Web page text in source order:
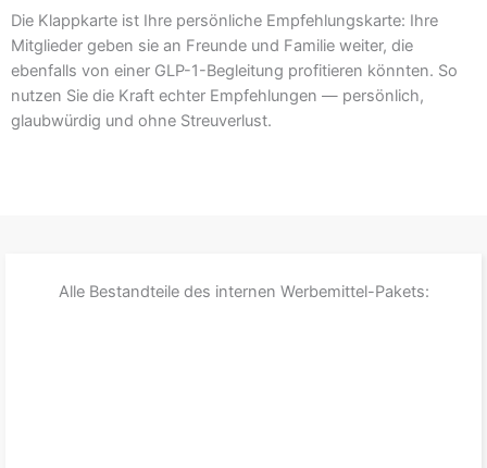
Die Klappkarte ist Ihre persönliche Empfehlungskarte: Ihre
Mitglieder geben sie an Freunde und Familie weiter, die
ebenfalls von einer GLP-1-Begleitung profitieren könnten. So
nutzen Sie die Kraft echter Empfehlungen — persönlich,
glaubwürdig und ohne Streuverlust.
Alle Bestandteile des internen Werbemittel-Pakets: